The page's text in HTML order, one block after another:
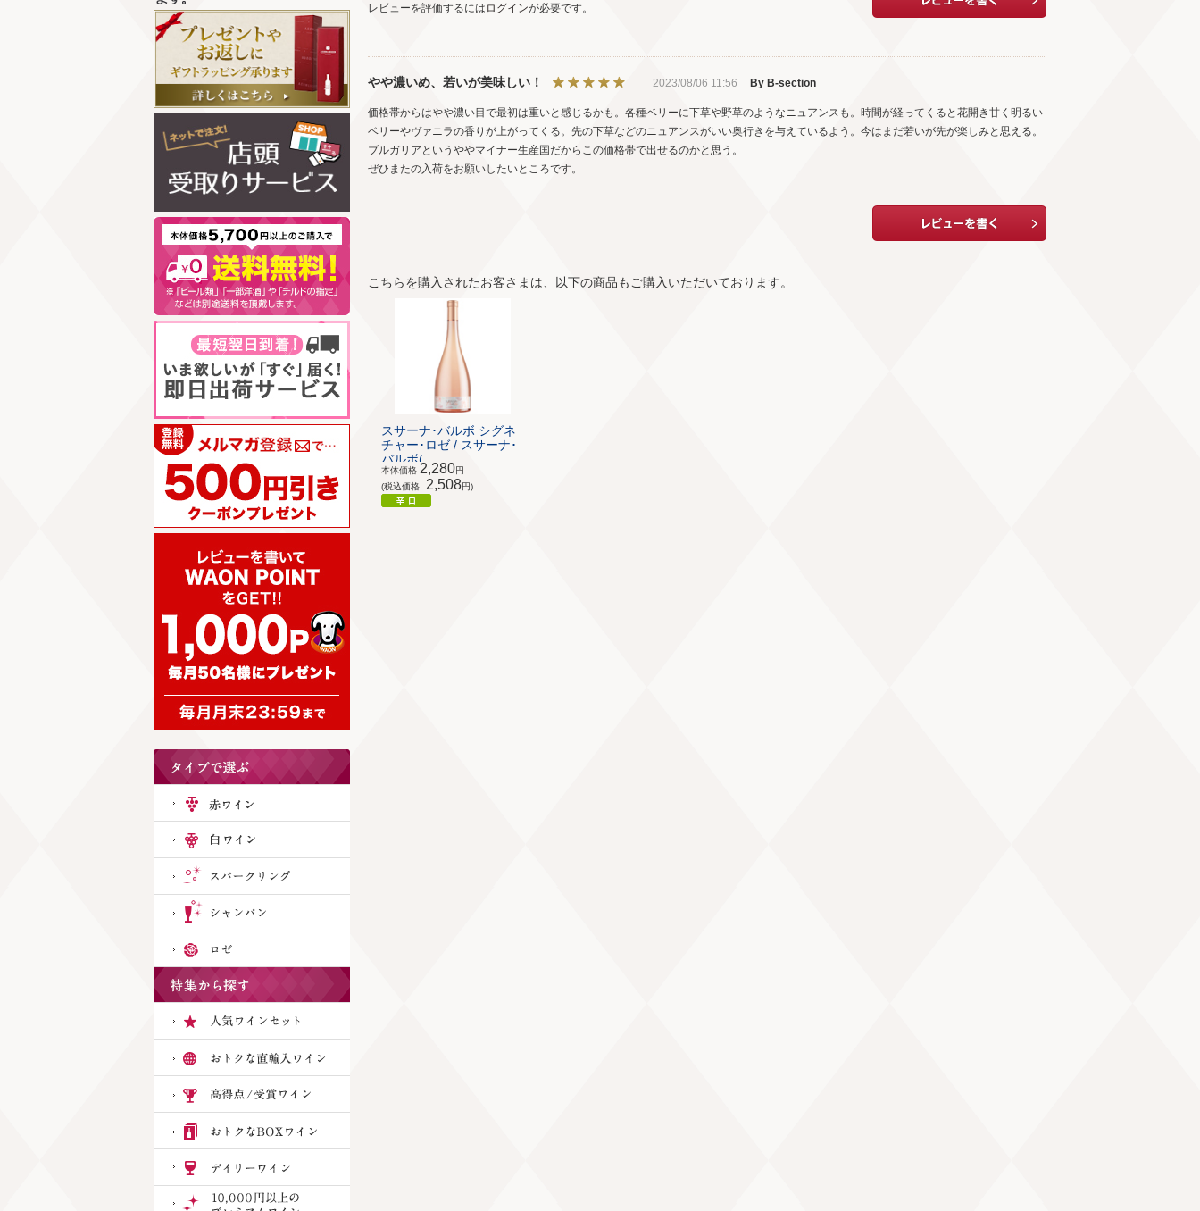
レビューを評価するには ログインが必要です。
やや濃いめ、若いが美味しい！ 2023/08/06 11:56 By B-section
価格帯からはやや濃い目で最初は重いと感じるかも。各種ベリーに下草や野草のようなニュアンスも。時間が経ってくると花開き甘く明るい
ベリーやヴァニラの香りが上がってくる。先の下草などのニュアンスがいい奥行きを与えているよう。今はまだ若いが先が楽しみと思える。
ブルガリアというややマイナー生産国だからこの価格帯で出せるのかと思う。
ぜひまたの入荷をお願いしたいところです。
こちらを購入されたお客さまは、以下の商品もご購入いただいております。
スサーナ･バルボ シグネ
チャー･ロゼ / スサーナ･
バルボ(...
本体価格 2,280円
(税込価格
2,508円)